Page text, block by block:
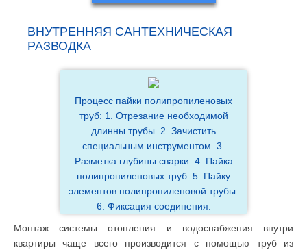
ВНУТРЕННЯЯ САНТЕХНИЧЕСКАЯ
РАЗВОДКА
Процесс пайки полипропиленовых
труб: 1. Отрезание необходимой
длинны трубы. 2. Зачистить
специальным инструментом. 3.
Разметка глубины сварки. 4. Пайка
полипропиленовых труб. 5. Пайку
элементов полипропиленовой трубы.
6. Фиксация соединения.
Монтаж системы отопления и водоснабжения внутри
квартиры чаще всего производится с помощью труб из